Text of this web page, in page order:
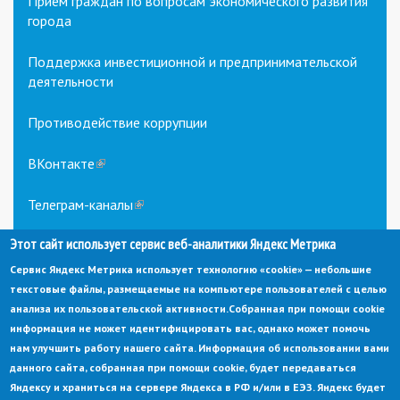
города
Поддержка инвестиционной и предпринимательской
деятельности
Противодействие коррупции
ВКонтакте(link
external)
Телеграм-каналы(link
external)
© Администрация города Заречный
Этот сайт использует сервис веб-аналитики Яндекс Метрика
Сервис Яндекс Метрика использует технологию «cookie» — небольшие
текстовые файлы, размещаемые на компьютере пользователей с целью
анализа их пользовательской активности.Собранная при помощи cookie
информация не может идентифицировать вас, однако может помочь
нам улучшить работу нашего сайта. Информация об использовании вами
данного сайта, собранная при помощи cookie, будет передаваться
Яндексу и храниться на сервере Яндекса в РФ и/или в ЕЭЗ. Яндекс будет